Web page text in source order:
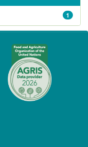
1